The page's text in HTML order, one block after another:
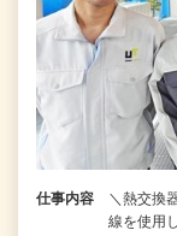
仕事内容
＼熱交換
線を使用